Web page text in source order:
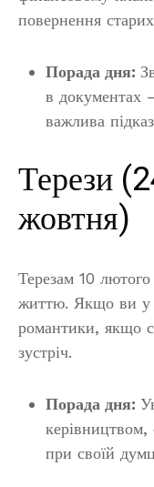
повернення
Порада дня:
в документах
важлива
Терези
жовтня)
Терезам 10
життю. Якщо ви у
романтики, якщо
зустріч.
Порада дня:
керівництвом,
при своїй